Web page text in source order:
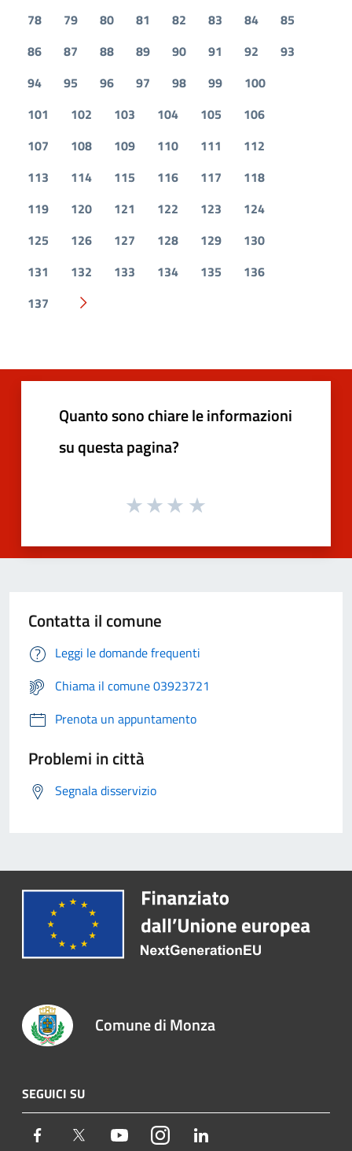
78 79 80 81 82 83 84
85
86
87 88 89 90 91 92
93
94
95 96 97 98 99
100
101
102 103 104 105
106
107
108 109 110 111
112
113
114 115 116 117
118
119
120 121 122 123
124
125
126 127 128 129
130
131
132 133 134 135
136
137
Pagina successiva
Quanto sono chiare le informazioni
su questa pagina?
Contatta il comune
Leggi le domande frequenti
Chiama il comune 03923721
Prenota un appuntamento
Problemi in città
Segnala disservizio
Comune di Monza
SEGUICI SU
Facebook Twitter YoutubeInstagram